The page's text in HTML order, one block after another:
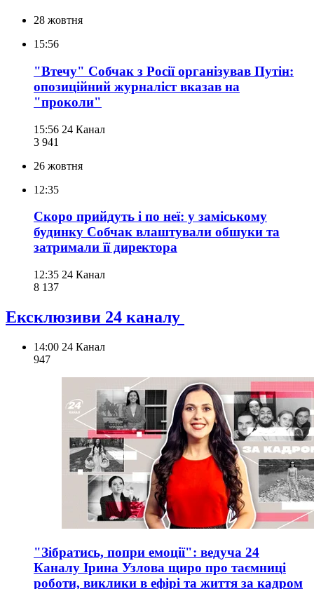
28 жовтня
15:56
"Втечу" Собчак з Росії організував Путін:
опозиційний журналіст вказав на
"проколи"
15:56 24 Канал
3 941
26 жовтня
12:35
Скоро прийдуть і по неї: у заміському
будинку Собчак влаштували обшуки та
затримали її директора
12:35 24 Канал
8 137
Ексклюзиви 24 каналу
14:00 24 Канал
947
"Зібратись, попри емоції": ведуча 24
Каналу Ірина Узлова щиро про таємниці
роботи, виклики в ефірі та життя за кадром